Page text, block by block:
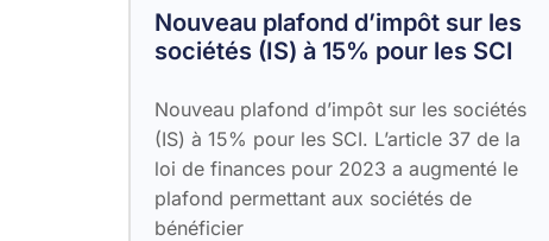
Nouveau plafond d’impôt sur les
sociétés (IS) à 15% pour les SCI
Nouveau plafond d’impôt sur les sociétés
(IS) à 15% pour les SCI. L’article 37 de la
loi de finances pour 2023 a augmenté le
plafond permettant aux sociétés de
bénéficier